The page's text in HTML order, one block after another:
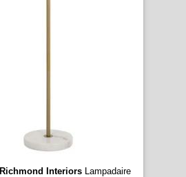
Richmond InteriorsLampadaire